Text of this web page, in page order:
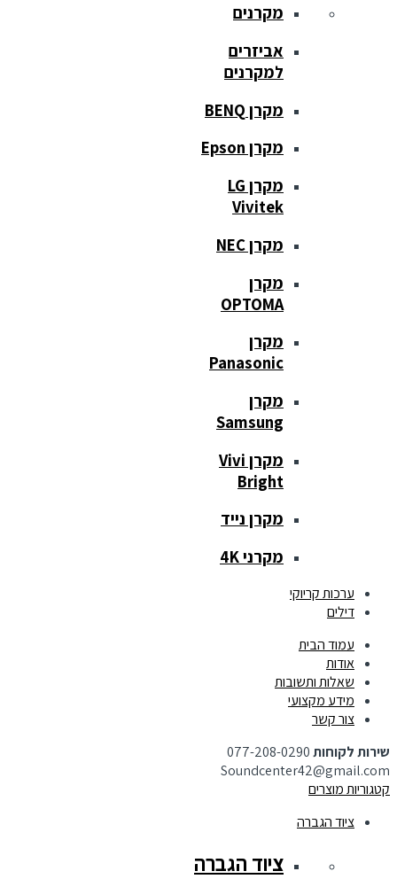
מקרנים
אביזרים
למקרנים
מקרן BENQ
מקרן Epson
מקרן LG
Vivitek
מקרן NEC
מקרן
OPTOMA
מקרן
Panasonic
מקרן
Samsung
מקרן Vivi
Bright
מקרן נייד
מקרני 4K
ערכות קריוקי
דילים
עמוד הבית
אודות
שאלות ותשובות
מידע מקצועי
צור קשר
שירות לקוחות077-208-0290
Soundcenter42@gmail.com
קטגוריות מוצרים
ציוד הגברה
ציוד הגברה